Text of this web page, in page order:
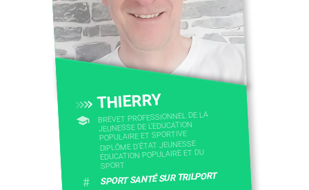
CONTACTEZ-NOUS
THIERRY
BREVET PROFESSIONNEL DE LA
JEUNESSE DE L'EDUCATION
POPULAIRE ET SPORTIVE
DIPLÔME D'ÉTAT JEUNESSE
ÉDUCATION POPULAIRE ET DU
SPORT
# SPORT SANTÉ SUR TRILPORT